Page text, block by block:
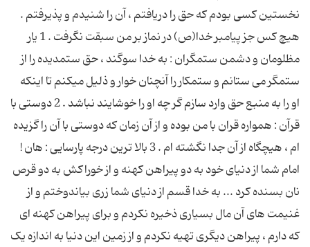
نخستین کسی بودم که حق را دریافتم ، آن را شنیدم و پذیرفتم .
هیچ کس جز پیامبر خدا(ص) در نماز بر من سبقت نگرفت . 1 یار
مظلومان و دشمن ستمگران : به خدا سوگند ، حق ستمدیده را از
ستمگر می ستانم و ستمکار را آنچنان خوار و ذلیل میکنم تا اینکه
او را به منبع حق وارد سازم گر چه او را خوشایند نباشد . 2 دوستی با
قرآن : همواره قران با من بوده و از آن زمان که دوستی با آن را گزیده
ام ، هیچگاه از آن جدا نگشته ام . 3 بالا ترین درجه پارسایی : هان !
امام شما از دنیای خود به دو پیراهن کهنه و از خوراکش به دو قرص
نان بسنده کرد ... به خدا قسم از دنیای شما زری بیاندوختم و از
غنیمت های آن مال بسیاری ذخیره نکردم و برای پیراهن کهنه ای
که دارم ، پیراهن دیگری تهیه نکردم و از زمین این دنیا به اندازه یک